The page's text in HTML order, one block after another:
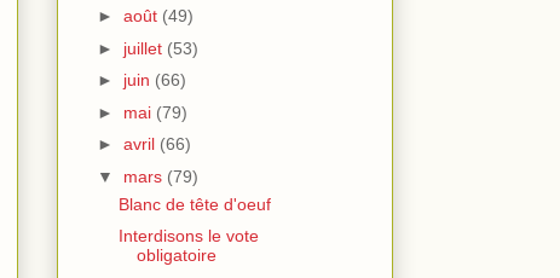
► août (49)
► juillet (53)
► juin (66)
► mai (79)
► avril (66)
▼ mars (79)
Blanc de tête d'oeuf
Interdisons le vote
obligatoire